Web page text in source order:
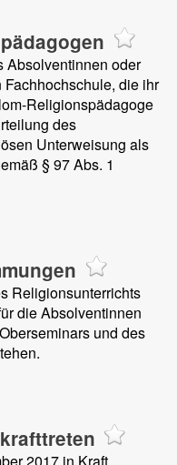
Absolventinnen oder
die ihr
Religionspädagoge
des
Unterweisung als
§ 97 Abs. 1
Religionsunterrichts
die Absolventinnen
und des